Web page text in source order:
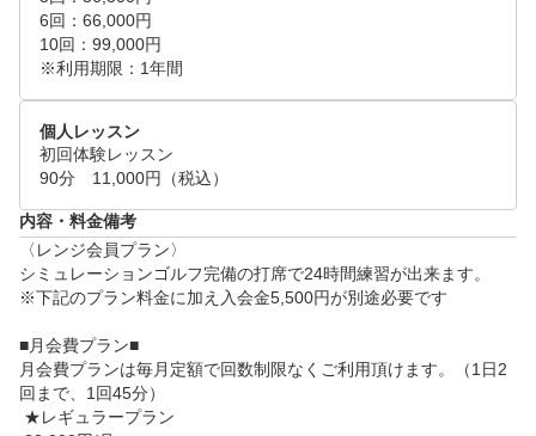
6回：66,000円
10回：99,000円
※利用期限：1年間
個人レッスン
初回体験レッスン
90分　11,000円（税込）
内容・料金備考
〈レンジ会員プラン〉
シミュレーションゴルフ完備の打席で24時間練習が出来ます。
※下記のプラン料金に加え入会金5,500円が別途必要です
■月会費プラン■
月会費プランは毎月定額で回数制限なくご利用頂けます。（1日2
回まで、1回45分）